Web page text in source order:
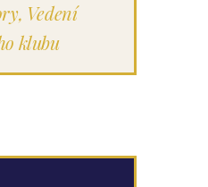
, Vedení
klubu